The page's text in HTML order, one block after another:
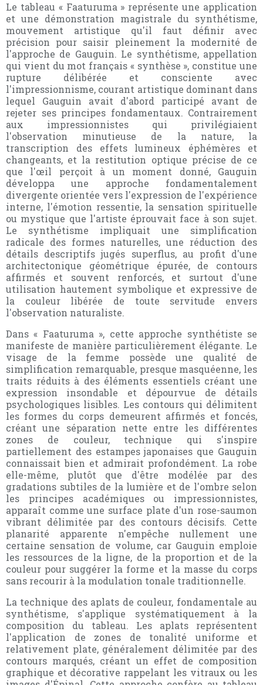
Le tableau « Faaturuma » représente une application
et une démonstration magistrale du synthétisme,
mouvement artistique qu'il faut définir avec
précision pour saisir pleinement la modernité de
l'approche de Gauguin. Le synthétisme, appellation
qui vient du mot français « synthèse », constitue une
rupture délibérée et consciente avec
l'impressionnisme, courant artistique dominant dans
lequel Gauguin avait d'abord participé avant de
rejeter ses principes fondamentaux. Contrairement
aux impressionnistes qui privilégiaient
l'observation minutieuse de la nature, la
transcription des effets lumineux éphémères et
changeants, et la restitution optique précise de ce
que l'œil perçoit à un moment donné, Gauguin
développa une approche fondamentalement
divergente orientée vers l'expression de l'expérience
interne, l'émotion ressentie, la sensation spirituelle
ou mystique que l'artiste éprouvait face à son sujet.
Le synthétisme impliquait une simplification
radicale des formes naturelles, une réduction des
détails descriptifs jugés superflus, au profit d'une
architectonique géométrique épurée, de contours
affirmés et souvent renforcés, et surtout d'une
utilisation hautement symbolique et expressive de
la couleur libérée de toute servitude envers
l'observation naturaliste.
Dans « Faaturuma », cette approche synthétiste se
manifeste de manière particulièrement élégante. Le
visage de la femme possède une qualité de
simplification remarquable, presque masquéenne, les
traits réduits à des éléments essentiels créant une
expression insondable et dépourvue de détails
psychologiques lisibles. Les contours qui délimitent
les formes du corps demeurent affirmés et foncés,
créant une séparation nette entre les différentes
zones de couleur, technique qui s'inspire
partiellement des estampes japonaises que Gauguin
connaissait bien et admirait profondément. La robe
elle-même, plutôt que d'être modélée par des
gradations subtiles de la lumière et de l'ombre selon
les principes académiques ou impressionnistes,
apparaît comme une surface plate d'un rose-saumon
vibrant délimitée par des contours décisifs. Cette
planarité apparente n'empêche nullement une
certaine sensation de volume, car Gauguin emploie
les ressources de la ligne, de la proportion et de la
couleur pour suggérer la forme et la masse du corps
sans recourir à la modulation tonale traditionnelle.
La technique des aplats de couleur, fondamentale au
synthétisme, s'applique systématiquement à la
composition du tableau. Les aplats représentent
l'application de zones de tonalité uniforme et
relativement plate, généralement délimitée par des
contours marqués, créant un effet de composition
graphique et décorative rappelant les vitraux ou les